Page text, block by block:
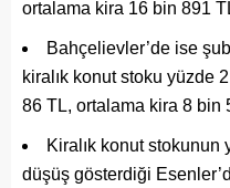
ortalama kira 16 bin 891
Bahçelievler’de ise
kiralık konut stoku yüzde
86 TL, ortalama kira 8 bin
Kiralık konut stokunun
düşüş gösterdiği